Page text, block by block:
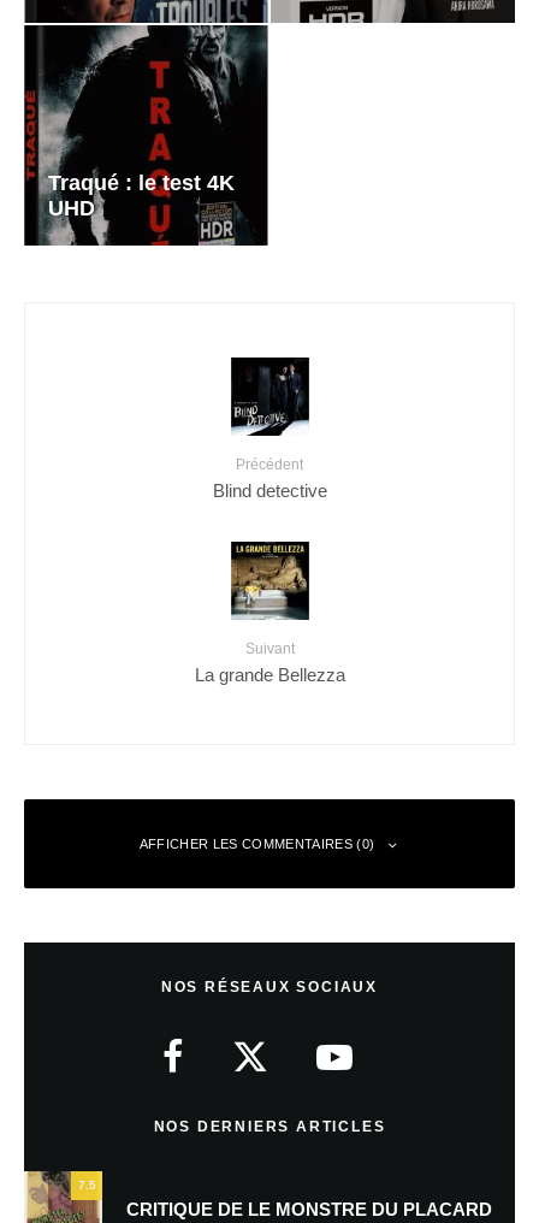
Traqué : le test 4K
UHD
Précédent
Blind detective
Suivant
La grande Bellezza
AFFICHER LES COMMENTAIRES (0)
NOS RÉSEAUX SOCIAUX
NOS DERNIERS ARTICLES
7.5
CRITIQUE DE LE MONSTRE DU PLACARD